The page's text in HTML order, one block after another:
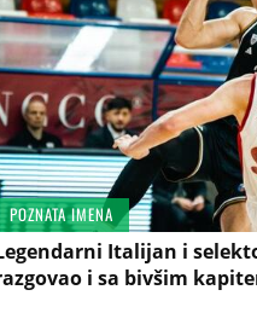
POZNATA IMENA
Italijan i
i sa bivšim